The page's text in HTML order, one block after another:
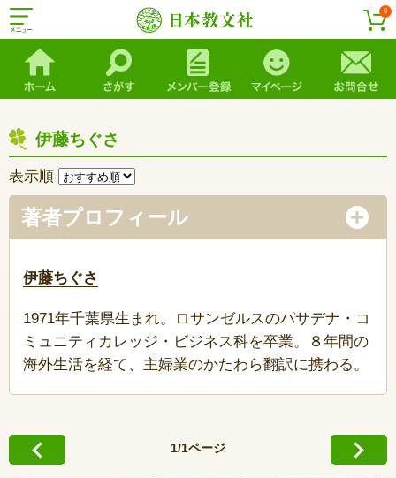
0
伊藤ちぐさ
表示順
著者プロフィール
伊藤ちぐさ
1971年千葉県生まれ。ロサンゼルスのパサデナ・コ
ミュニティカレッジ・ビジネス科を卒業。８年間の
海外生活を経て、主婦業のかたわら翻訳に携わる。
1/1ページ